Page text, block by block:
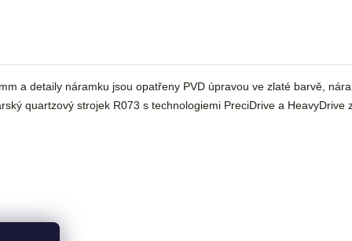
a detaily náramku jsou opatřeny PVD úpravou ve zlaté barvě,
quartzový strojek R073 s technologiemi PreciDrive a